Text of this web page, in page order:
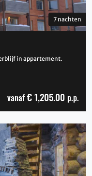
in appartement.
7 nachten
vanaf € 1,205.00 p.p.